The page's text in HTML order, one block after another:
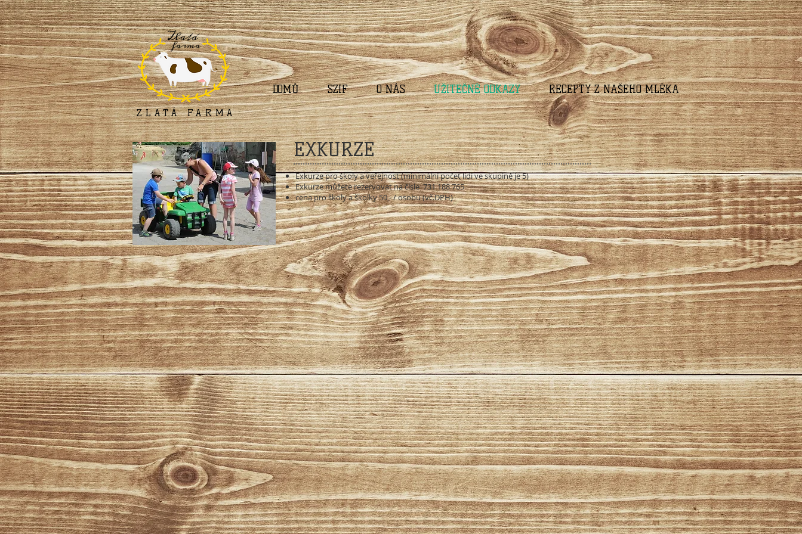
DOMŮ SZIF O NÁS UŽITEČNÉ ODKAZY RECEPTY Z NAŠEHO MLÉKA
EXKURZE
Exkurze pro školy a veřejnost (minimální počet lidí ve skupině je 5)
Exkurze můžete rezervovat na čísle 731 188 765
cena pro školy a školky 50,- / osobu (vč.DPH)
ZLATÁ FARMA